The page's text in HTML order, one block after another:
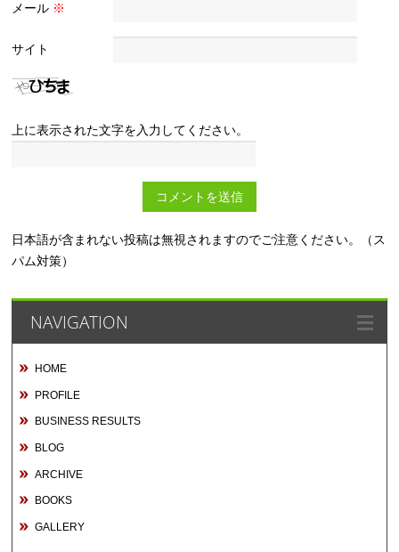
メール ※
サイト
上に表示された文字を入力してください。
日本語が含まれない投稿は無視されますのでご注意ください。（ス
パム対策）
NAVIGATION
HOME
PROFILE
BUSINESS RESULTS
BLOG
ARCHIVE
BOOKS
GALLERY